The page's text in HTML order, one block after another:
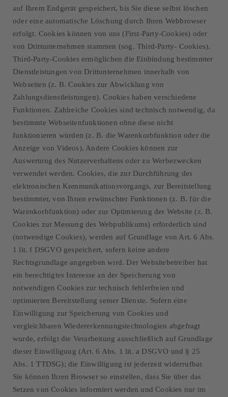
auf Ihrem Endgerät gespeichert, bis Sie diese selbst löschen
oder eine automatische Löschung durch Ihren Webbrowser
erfolgt. Cookies können von uns (First-Party-Cookies) oder
von Drittunternehmen stammen (sog. Third-Party- Cookies).
Third-Party-Cookies ermöglichen die Einbindung bestimmter
Dienstleistungen von Drittunternehmen innerhalb von
Webseiten (z. B. Cookies zur Abwicklung von
Zahlungsdienstleistungen). Cookies haben verschiedene
Funktionen. Zahlreiche Cookies sind technisch notwendig, da
bestimmte Webseitenfunktionen ohne diese nicht
funktionieren würden (z. B. die Warenkorbfunktion oder die
Anzeige von Videos). Andere Cookies können zur
Auswertung des Nutzerverhaltens oder zu Werbezwecken
verwendet werden. Cookies, die zur Durchführung des
elektronischen Kommunikationsvorgangs, zur Bereitstellung
bestimmter, von Ihnen erwünschter Funktionen (z. B. für die
Warenkorbfunktion) oder zur Optimierung der Website (z. B.
Cookies zur Messung des Webpublikums) erforderlich sind
(notwendige Cookies), werden auf Grundlage von Art. 6 Abs.
1 lit. f DSGVO gespeichert, sofern keine andere
Rechtsgrundlage angegeben wird. Der Websitebetreiber hat
ein berechtigtes Interesse an der Speicherung von
notwendigen Cookies zur technisch fehlerfreien und
optimierten Bereitstellung seiner Dienste. Sofern eine
Einwilligung zur Speicherung von Cookies und
vergleichbaren Wiedererkennungstechnologien abgefragt
wurde, erfolgt die Verarbeitung ausschließlich auf Grundlage
dieser Einwilligung (Art. 6 Abs. 1 lit. a DSGVO und § 25
Abs. 1 TTDSG); die Einwilligung ist jederzeit widerrufbar.
Sie können Ihren Browser so einstellen, dass Sie über das
Setzen von Cookies informiert werden und Cookies nur im